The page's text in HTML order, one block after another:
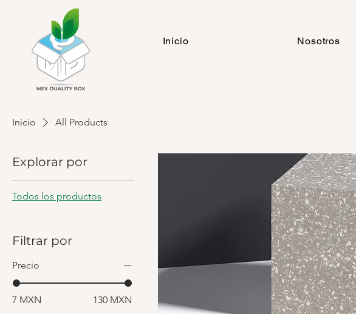
Inicio Nosotros
Inicio All Products
Explorar por
Todos los productos
Filtrar por
Precio
7 MXN 130 MXN